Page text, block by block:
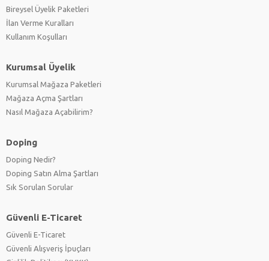
Bireysel Üyelik Paketleri
İlan Verme Kuralları
Kullanım Koşulları
Kurumsal Üyelik
Kurumsal Mağaza Paketleri
Mağaza Açma Şartları
Nasıl Mağaza Açabilirim?
Doping
Doping Nedir?
Doping Satın Alma Şartları
Sık Sorulan Sorular
Güvenli E-Ticaret
Güvenli E-Ticaret
Güvenli Alışveriş İpuçları